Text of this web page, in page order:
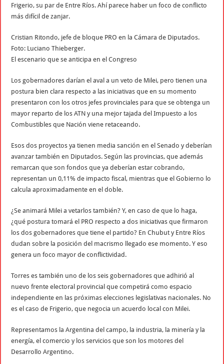
Frigerio, su par de Entre Ríos. Ahí parece haber un foco de conflicto
más difícil de zanjar.
Cristian Ritondo, jefe de bloque PRO en la Cámara de Diputados.
Foto: Luciano Thieberger.
El escenario que se anticipa en el Congreso
Los gobernadores darían el aval a un veto de Milei, pero tienen una
postura bien clara respecto a las iniciativas que en su momento
presentaron con los otros jefes provinciales para que se obtenga un
mayor reparto de los ATN y una mejor tajada del Impuesto a los
Combustibles que Nación viene retaceando.
Esos dos proyectos ya tienen media sanción en el Senado y deberían
avanzar también en Diputados. Según las provincias, que además
remarcan que son fondos que ya deberían estar cobrando,
representan un 0,11% de impacto fiscal, mientras que el Gobierno lo
calcula aproximadamente en el doble.
¿Se animará Milei a vetarlos también? Y, en caso de que lo haga,
¿qué postura tomará el PRO respecto a dos iniciativas que firmaron
los dos gobernadores que tiene el partido? En Chubut y Entre Ríos
dudan sobre la posición del macrismo llegado ese momento. Y eso
genera un foco mayor de conflictividad.
Torres es también uno de los seis gobernadores que adhirió al
nuevo frente electoral provincial que competirá como espacio
independiente en las próximas elecciones legislativas nacionales. No
es el caso de Frigerio, que negocia un acuerdo local con Milei.
Representamos la Argentina del campo, la industria, la minería y la
energía, el comercio y los servicios que son los motores del
Desarrollo Argentino.